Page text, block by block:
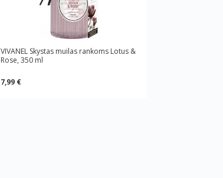
VIVANEL Skystas muilas rankoms Lotus &
Rose, 350 ml
7,99 €